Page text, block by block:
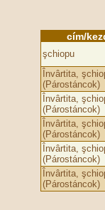
cím/
şchiopu
Învârtita,
(Párostáncok)
Învârtita,
(Párostáncok)
Învârtita,
(Párostáncok)
Învârtita,
(Párostáncok)
Învârtita,
(Párostáncok)